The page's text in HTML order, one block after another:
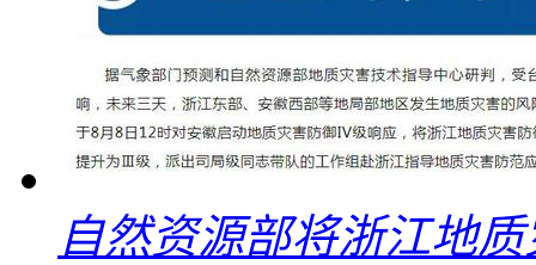
自然资源部将浙江地